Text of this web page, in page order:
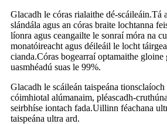
Glacadh le córas rialaithe dé-scáileáin.Tá
slándála agus an córas braite lochtanna
líonra agus ceangailte le sonraí móra na
monatóireacht agus déileáil le locht
cianda.Córas bogearraí optamaithe gloine
uasmhéadú suas le 99%.
Glacadh le scáileán taispeána
cóimhiotal alúmanaim, pléascadh-
seirbhíse iontach fada.Uillinn féachana
taispeána ultra ard.